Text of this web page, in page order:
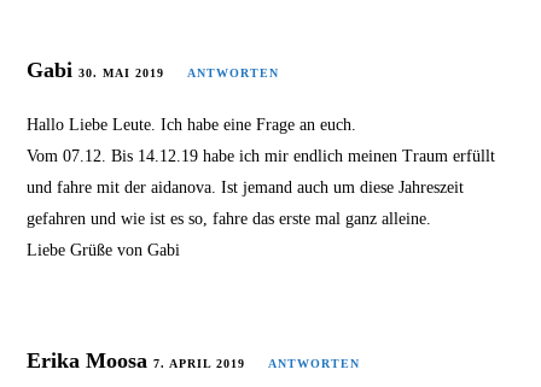
Gabi30. MAI 2019 ANTWORTEN
Hallo Liebe Leute. Ich habe eine Frage an euch.
Vom 07.12. Bis 14.12.19 habe ich mir endlich meinen Traum erfüllt
und fahre mit der aidanova. Ist jemand auch um diese Jahreszeit
gefahren und wie ist es so, fahre das erste mal ganz alleine.
Liebe Grüße von Gabi
Erika Moosa7. APRIL 2019 ANTWORTEN